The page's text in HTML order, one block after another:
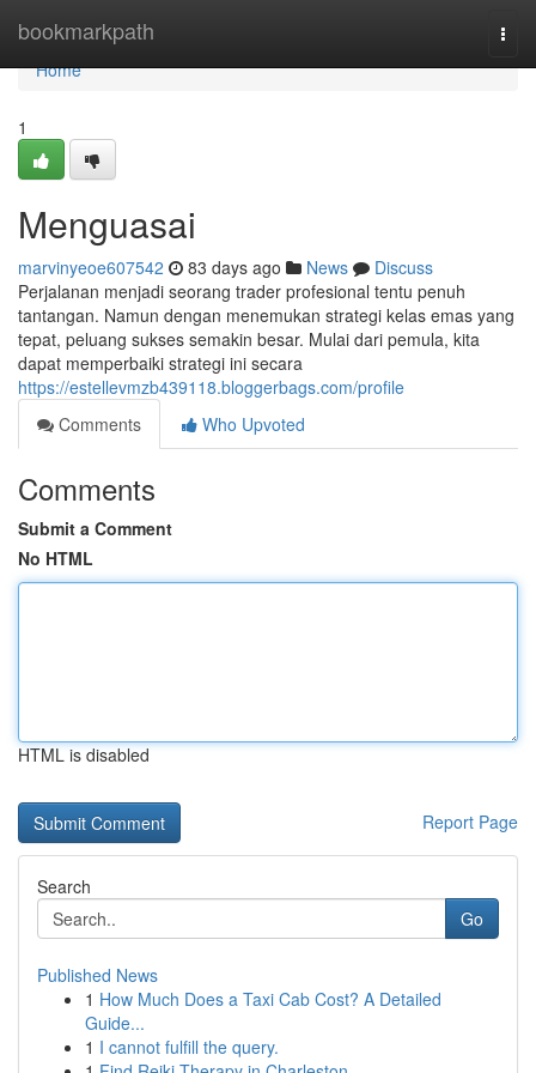
bookmarkpath
Home
Home
1
Menguasai
marvinyeoe607542 83 days ago News
Discuss
Perjalanan menjadi seorang trader profesional tentu penuh
tantangan. Namun dengan menemukan strategi kelas emas yang
tepat, peluang sukses semakin besar. Mulai dari pemula, kita
dapat memperbaiki strategi ini secara
https://estellevmzb439118.bloggerbags.com/profile
Comments
Who Upvoted
Comments
Submit a Comment
No HTML
HTML is disabled
Report Page
Search
Go
Published News
1 How Much Does a Taxi Cab Cost? A Detailed
Guide...
1 I cannot fulfill the query.